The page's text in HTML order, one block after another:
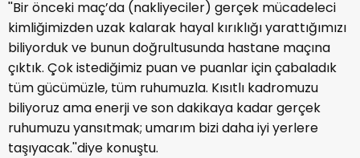
''Bir önceki maç’da (nakliyeciler) gerçek mücadeleci
kimliğimizden uzak kalarak hayal kırıklığı yarattığımızı
biliyorduk ve bunun doğrultusunda hastane maçına
çıktık. Çok istediğimiz puan ve puanlar için çabaladık
tüm gücümüzle, tüm ruhumuzla. Kısıtlı kadromuzu
biliyoruz ama enerji ve son dakikaya kadar gerçek
ruhumuzu yansıtmak; umarım bizi daha iyi yerlere
taşıyacak.''diye konuştu.